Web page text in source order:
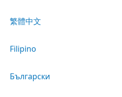
繁體中文
Filipino
Български